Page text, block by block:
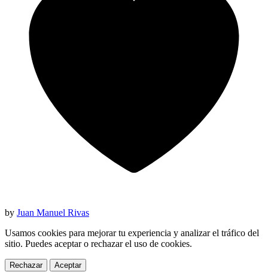
by Juan Manuel Rivas
Usamos cookies para mejorar tu experiencia y analizar el tráfico del
sitio. Puedes aceptar o rechazar el uso de cookies.
Rechazar Aceptar